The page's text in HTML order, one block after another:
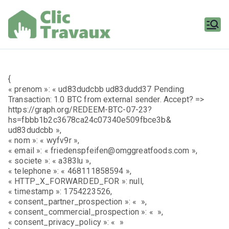
contenu
{
« prenom »: « ud83dudcbb ud83dudd37 Pending
Transaction: 1.0 BTC from external sender. Accept? =>
https://graph.org/REDEEM-BTC-07-23?
hs=fbbb1b2c3678ca24c07340e509fbce3b&
ud83dudcbb »,
« nom »: « wyfv9r »,
« email »: « friedenspfeifen@omggreatfoods.com »,
« societe »: « a383lu »,
« telephone »: « 468111858594 »,
« HTTP_X_FORWARDED_FOR »: null,
« timestamp »: 1754223526,
« consent_partner_prospection »: « »,
« consent_commercial_prospection »: « »,
« consent_privacy_policy »: « »